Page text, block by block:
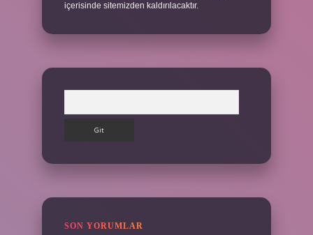
içerisinde sitemizden kaldırılacaktır.
SON YORUMLAR